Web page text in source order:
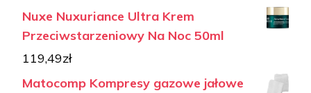
Nuxe Nuxuriance Ultra Krem
Przeciwstarzeniowy Na Noc 50ml
119,49zł
Matocomp Kompresy gazowe jałowe